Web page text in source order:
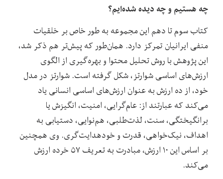
چه هستیم و چه دیده شده‌ایم؟
کتاب سوم تا دهم این مجموعه به طور خاص بر خلقیات
منفی ایرانیان تمرکز دارد. همان‌طور که پیش‌تر هم ذکر شد،
این پژوهش با روش تحلیل محتوا و بهره‌گیری از الگوی
ارزش‌های اساسی شوارتز، شکل گرفته است. شوارتز در مدل
خود،‌ از ده ارزش به عنوان ارزش‌های اساسی انسانی یاد
می‌کند که عبارتند از: عام‌گرایی، امنیت، انگیزش یا
برانگیختگی، سنت، لذت‌طلبی، هم‌نوایی، دستیابی به
اهداف، نیک‌خواهی، قدرت‌ و خودهدایت‌گری. وی همچنین
بر اساس این ۱۰ ارزش، مبادرت به تعریف ۵۷ خرده ارزش
می‌کند.